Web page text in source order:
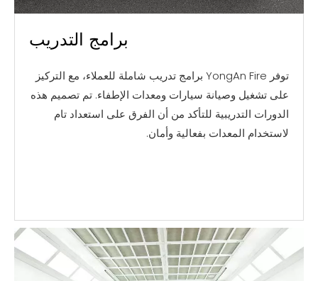
برامج التدريب
توفر YongAn Fire برامج تدريب شاملة للعملاء، مع التركيز
على تشغيل وصيانة سيارات ومعدات الإطفاء. تم تصميم هذه
الدورات التدريبية للتأكد من أن الفرق على استعداد تام
لاستخدام المعدات بفعالية وأمان.